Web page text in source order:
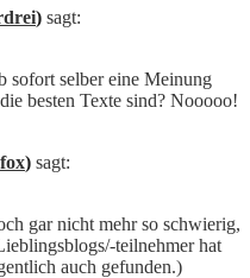
) sagt:
sofort selber eine Meinung
besten Texte sind? Nooooo!
) sagt:
gar nicht mehr so schwierig,
teilnehmer hat
auch gefunden.)